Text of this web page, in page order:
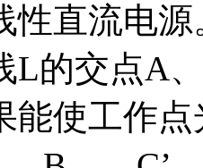
性直流电
L的交点A
能使工作